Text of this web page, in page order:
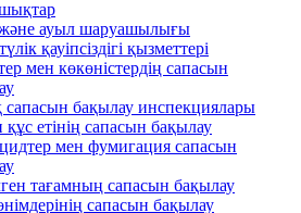
ауыл шаруашылығы
қауіпсіздігі қызметтері
мен көкөністердің сапасын
бақылау инспекциялары
құс етінің сапасын бақылау
мен фумигация сапасын
тағамның сапасын бақылау
сапасын бақылау